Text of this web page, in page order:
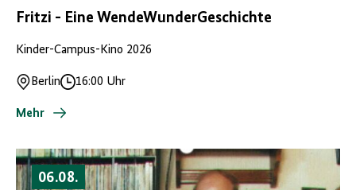
Fritzi - Eine WendeWunderGeschichte
Kinder-Campus-Kino 2026
Ort
Berlin
Uhrzeit
16:00 Uhr
Mehr
06.08.